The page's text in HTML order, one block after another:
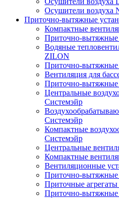
Осушители воздуха
Приточно-вытяжные
Компактные
Приточно-вытяжные
Водяные
ZILON
Приточно-вытяжные
Вентиляция для
Приточно-вытяжные
Центральные
Системэйр
Системэйр
Компактные
Системэйр
Центральные
Компактные
Вентиляционные
Приточно-вытяжные
Приточные
Приточно-вытяжные